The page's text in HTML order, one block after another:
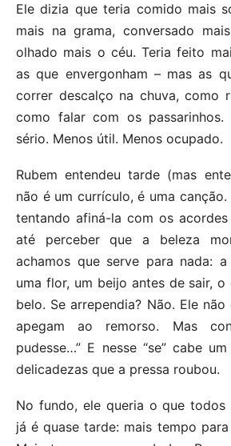
Ele dizia que teria comido mais
mais na grama, conversado
olhado mais o céu. Teria feito
as que envergonham – mas as
correr descalço na chuva, como
como falar com os passarinhos.
sério. Menos útil. Menos ocupado.
Rubem entendeu tarde (mas
não é um currículo, é uma
tentando afiná-la com os
até perceber que a beleza
achamos que serve para nada:
uma flor, um beijo antes de sair,
belo. Se arrependia? Não. Ele
apegam ao remorso. Mas
pudesse…” E nesse “se” cabe
delicadezas que a pressa roubou.
No fundo, ele queria o que todos
já é quase tarde: mais tempo